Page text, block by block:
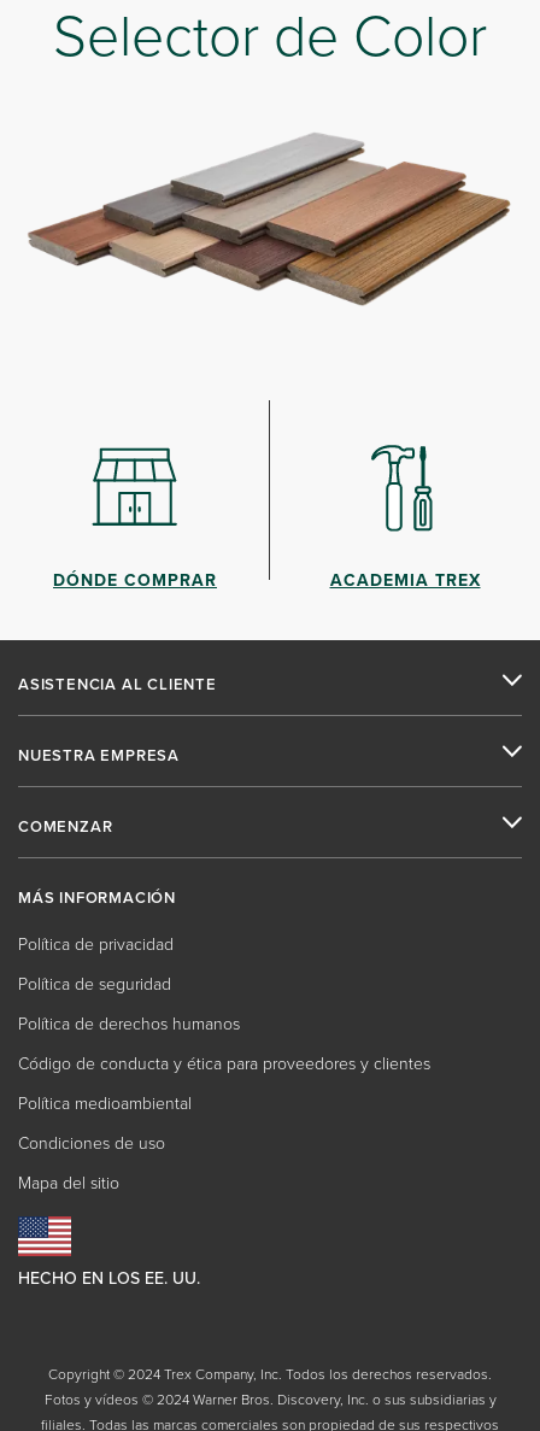
Selector de Color
DÓNDE COMPRAR ACADEMIA TREX
ASISTENCIA AL CLIENTE
NUESTRA EMPRESA
COMENZAR
MÁS INFORMACIÓN
Política de privacidad
Política de seguridad
Política de derechos humanos
Código de conducta y ética para proveedores y clientes
Política medioambiental
Condiciones de uso
Mapa del sitio
HECHO EN LOS EE. UU.
Copyright © 2024 Trex Company, Inc. Todos los derechos reservados.
Fotos y vídeos © 2024 Warner Bros. Discovery, Inc. o sus subsidiarias y
filiales. Todas las marcas comerciales son propiedad de sus respectivos